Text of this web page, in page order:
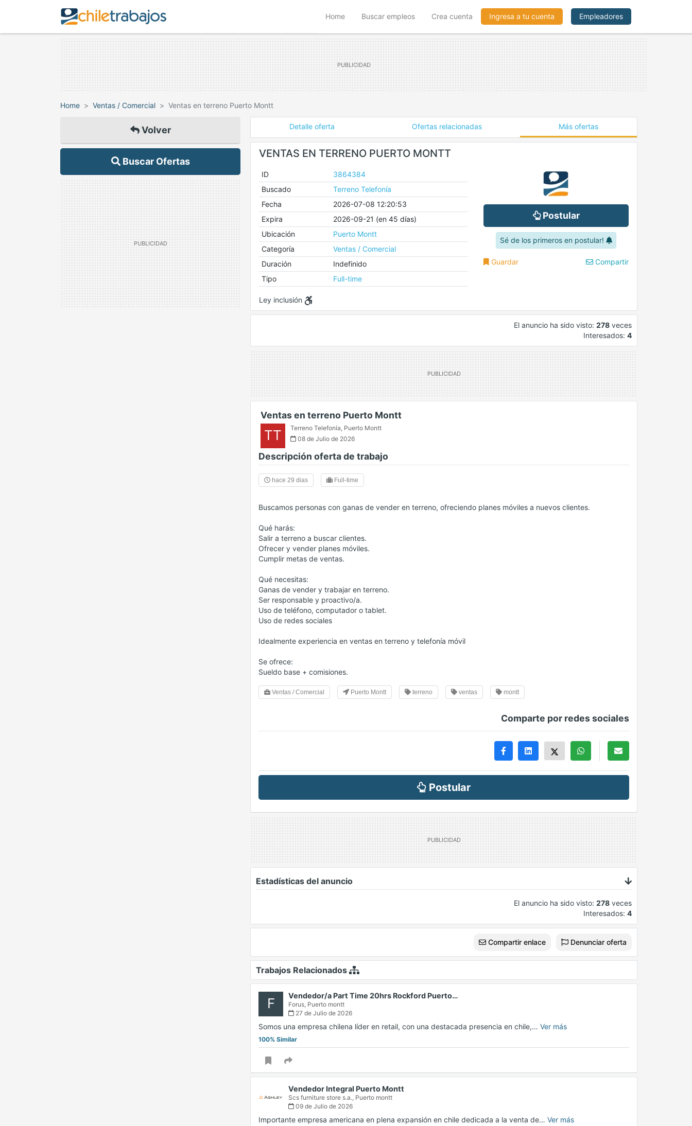
Home(current)Buscar empleos Crea cuenta Ingresa a tu cuenta Empleadores
Home Ventas / Comercial Ventas en terreno Puerto Montt
Volver
Buscar Ofertas
Detalle oferta Ofertas relacionadas Más ofertas
VENTAS EN TERRENO PUERTO MONTT
ID
3864384
Buscado
Terreno Telefonía
Fecha
2026-07-08 12:20:53
Expira
2026-09-21 (en 45 días)
Ubicación
Puerto Montt
Categoría
Ventas / Comercial
Duración
Indefinido
Tipo
Full-time
Ley inclusión
Postular
Sé de los primeros en postular!
Guardar Compartir
El anuncio ha sido visto: 278 veces
Interesados: 4
Ventas en terreno Puerto Montt
TT Terreno Telefonía, Puerto Montt
08 de Julio de 2026
Descripción oferta de trabajo
hace 29 dias Full-time
Buscamos personas con ganas de vender en terreno, ofreciendo planes móviles a nuevos clientes.
Qué harás:
Salir a terreno a buscar clientes.
Ofrecer y vender planes móviles.
Cumplir metas de ventas.
Qué necesitas:
Ganas de vender y trabajar en terreno.
Ser responsable y proactivo/a.
Uso de teléfono, computador o tablet.
Uso de redes sociales
Idealmente experiencia en ventas en terreno y telefonía móvil
Se ofrece:
Sueldo base + comisiones.
Ventas / Comercial Puerto Montt terreno ventas montt
Comparte por redes sociales
Postular
Estadísticas del anuncio
El anuncio ha sido visto: 278 veces
Interesados: 4
Compartir enlace Denunciar oferta
Trabajos Relacionados
F Vendedor/a Part Time 20hrs Rockford Puerto…
Forus, Puerto montt
27 de Julio de 2026
Somos una empresa chilena líder en retail, con una destacada presencia en chile,… Ver más
100% Similar
Vendedor Integral Puerto Montt
Scs furniture store s.a., Puerto montt
09 de Julio de 2026
Importante empresa americana en plena expansión en chile dedicada a la venta de… Ver más